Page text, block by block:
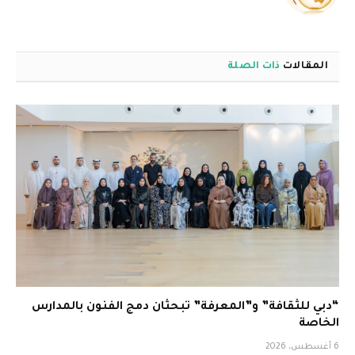
المقالات ذات الصلة
“دبي للثقافة” و”المعرفة” تبحثان دمج الفنون بالمدارس
الخاصة
6 أغسطس، 2026